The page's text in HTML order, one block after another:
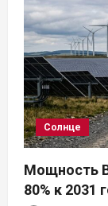
Солнце
Мощность
80% к 2031